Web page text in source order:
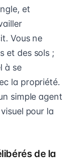
et
Vous ne
et des sols ;
à se
la propriété.
simple agent
pour la
de la